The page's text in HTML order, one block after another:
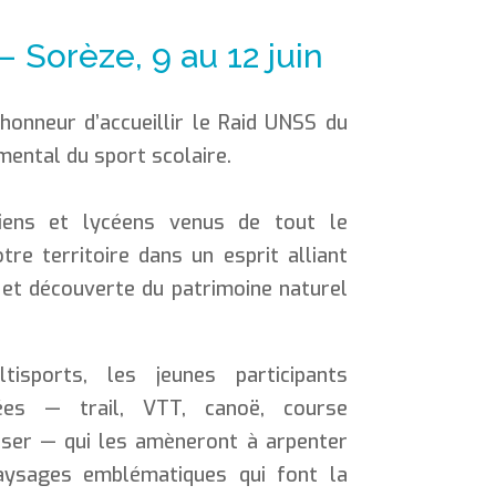
Sorèze, 9 au 12 juin
d’accueillir le Raid UNSS du
du sport scolaire.
et lycéens venus de tout le
territoire dans un esprit alliant
découverte du patrimoine naturel
les jeunes participants
— trail, VTT, canoë, course
— qui les amèneront à arpenter
emblématiques qui font la